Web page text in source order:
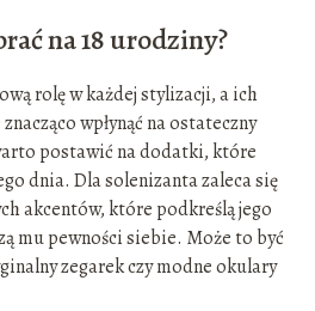
na 18 urodziny?
rolę w każdej stylizacji, a ich
wpłynąć na ostateczny
postawić na dodatki, które
dnia. Dla solenizanta zaleca się
akcentów, które podkreślą jego
mu pewności siebie. Może to być
zegarek czy modne okulary